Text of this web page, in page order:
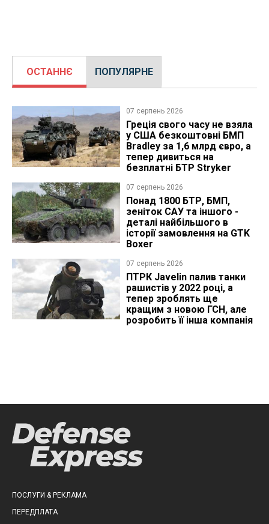
ОСТАННЄ ПОПУЛЯРНЕ
07 серпень 2026
Греція свого часу не взяла
у США безкоштовні БМП
Bradley за 1,6 млрд євро, а
тепер дивиться на
безплатні БТР Stryker
07 серпень 2026
Понад 1800 БТР, БМП,
зеніток САУ та іншого -
деталі найбільшого в
історії замовлення на GTK
Boxer
07 серпень 2026
ПТРК Javelin палив танки
рашистів у 2022 році, а
тепер зроблять ще
кращим з новою ГСН, але
розробить її інша компанія
ПОСЛУГИ & РЕКЛАМА
ПЕРЕДПЛАТА